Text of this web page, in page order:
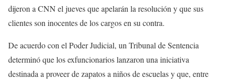
dijeron a CNN el jueves que apelarán la resolución y que sus
clientes son inocentes de los cargos en su contra.
De acuerdo con el Poder Judicial, un Tribunal de Sentencia
determinó que los exfuncionarios lanzaron una iniciativa
destinada a proveer de zapatos a niños de escuelas y que, entre